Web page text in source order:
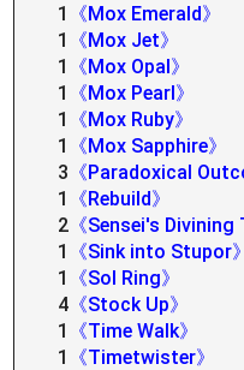
1
《Mox Emerald》
1
《Mox Jet》
1
《Mox Opal》
1
《Mox Pearl》
1
《Mox Ruby》
1
《Mox Sapphire》
3 《Paradoxical
1
《Rebuild》
2 《Sensei's Divining
1
《Sink into Stupor》
1
《Sol Ring》
4 《Stock Up》
1
《Time Walk》
1
《Timetwister》